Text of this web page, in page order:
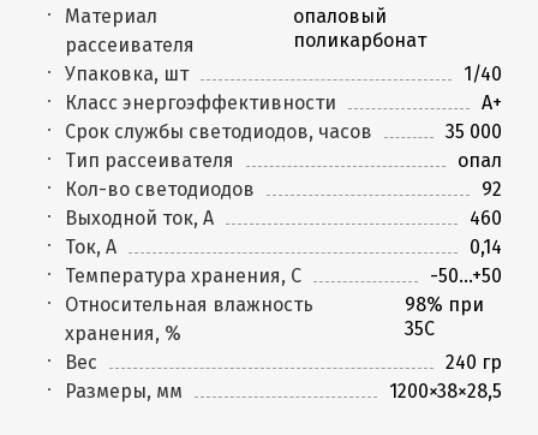
Материал
рассеивателя
опаловый
поликарбонат
Упаковка, шт
1/40
Класс энергоэффективности
A+
Срок службы светодиодов, часов
35 000
Тип рассеивателя
опал
Кол-во светодиодов
92
Выходной ток, А
460
Ток, А
0,14
Температура хранения, C
-50...+50
Относительная влажность
хранения, %
98% при
35С
Вес
240 гр
Размеры, мм
1200×38×28,5